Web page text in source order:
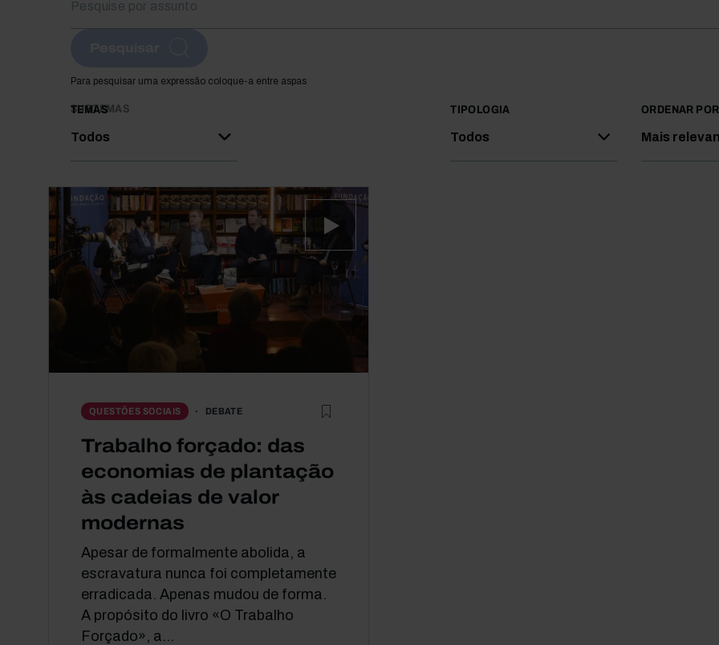
Para pesquisar uma expressão coloque-a entre aspas
TEMAS
Todos
SUBTEMAS TIPOLOGIA
Todos
ORDENAR POR
Mais
QUESTÕES SOCIAIS DEBATE
Trabalho forçado: das
economias de plantação
às cadeias de valor
modernas
Apesar de formalmente abolida, a
escravatura nunca foi completamente
erradicada. Apenas mudou de forma.
A propósito do livro «O Trabalho
Forçado», a...